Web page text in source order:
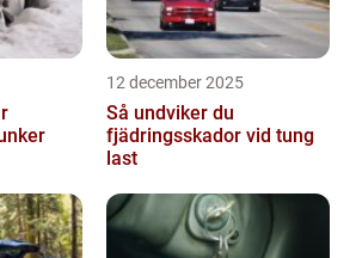
12 december 2025
Så undviker du
fjädringsskador vid tung
last